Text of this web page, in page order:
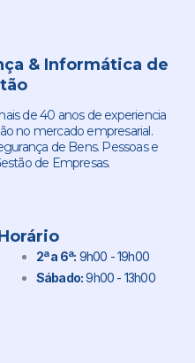
& Informática de
de 40 anos de experiencia
no mercado empresarial.
de Bens. Pessoas e
de Empresas.
2ª a 6ª: 9h00 - 19h00
Sábado:9h00 - 13h00